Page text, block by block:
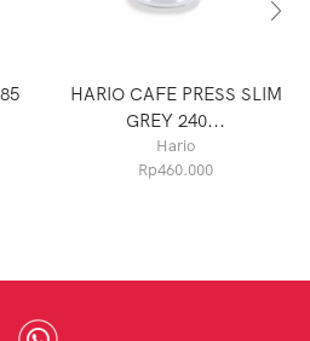
HARIO CAFE PRESS SLIM
GREY 240...
Hario
Rp460.000